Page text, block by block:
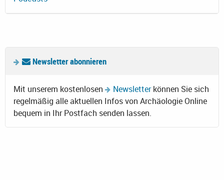
Newsletter abonnieren
Mit unserem kostenlosen Newsletterkönnen Sie sich
regelmäßig alle aktuellen Infos von Archäologie Online
bequem in Ihr Postfach senden lassen.